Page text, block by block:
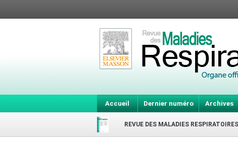
Accueil Dernier numéro Archives
REVUE DES MALADIES RESPIRATOIRES